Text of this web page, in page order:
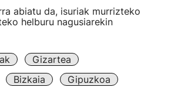
abiatu da, isuriak murrizteko
helburu nagusiarekin
Gizartea
Bizkaia
Gipuzkoa